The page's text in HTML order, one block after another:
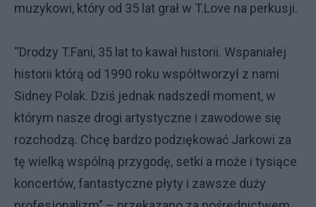
muzykowi, który od 35 lat grał w T.Love na perkusji.
“Drodzy T.Fani, 35 lat to kawał historii. Wspaniałej
historii którą od 1990 roku współtworzył z nami
Sidney Polak. Dziś jednak nadszedł moment, w
którym nasze drogi artystyczne i zawodowe się
rozchodzą. Chcę bardzo podziękować Jarkowi za
tę wielką wspólną przygodę, setki a może i tysiące
koncertów, fantastyczne płyty i zawsze duży